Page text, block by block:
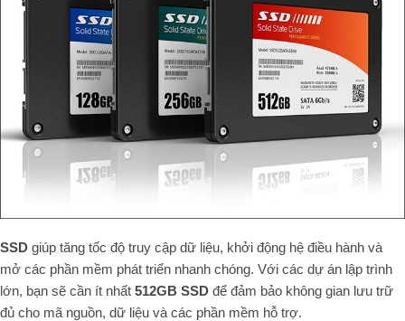
SSD giúp tăng tốc độ truy cập dữ liệu, khởi động hệ điều hành và
mở các phần mềm phát triển nhanh chóng. Với các dự án lập trình
lớn, bạn sẽ cần ít nhất 512GB SSD để đảm bảo không gian lưu trữ
đủ cho mã nguồn, dữ liệu và các phần mềm hỗ trợ.